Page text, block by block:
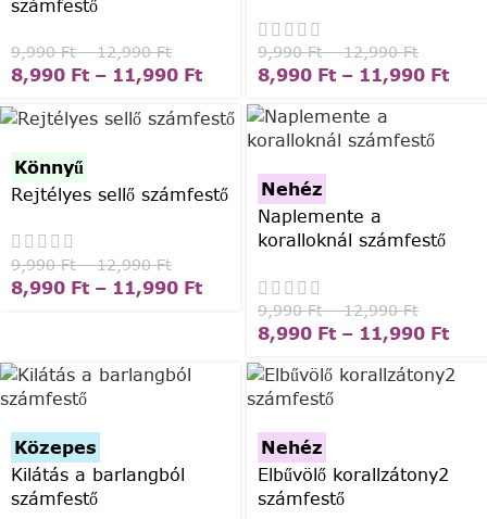
számfestő
9,990Ft – 12,990Ft
8,990 Ft – 11,990 Ft
9,990Ft – 12,990Ft
8,990 Ft – 11,990 Ft
Könnyű
Rejtélyes sellő számfestő
9,990Ft – 12,990Ft
8,990 Ft – 11,990 Ft
Nehéz
Naplemente a
koralloknál számfestő
9,990Ft – 12,990Ft
8,990 Ft – 11,990 Ft
Közepes
Kilátás a barlangból
számfestő
Nehéz
Elbűvölő korallzátony2
számfestő